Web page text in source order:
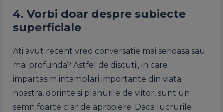
4. Vorbi doar despre subiecte
superficiale
Ati avut recent vreo conversatie mai serioasa sau
mai profunda? Astfel de discutii, in care
impartasim intamplari importante din viata
noastra, dorinte si planurile de viitor, sunt un
semn foarte clar de apropiere. Daca lucrurile